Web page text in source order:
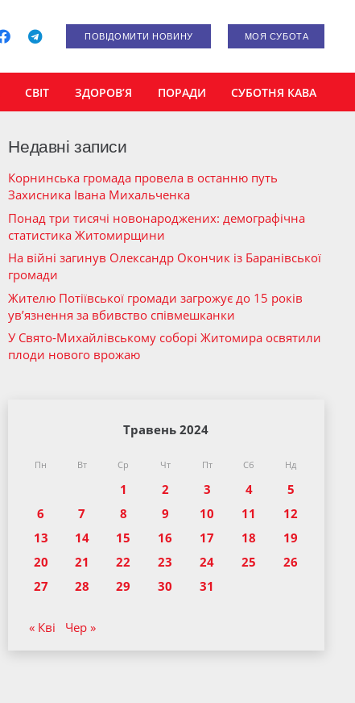
ПОВІДОМИТИ НОВИНУ МОЯ СУБОТА
СВІТ ЗДОРОВ’Я ПОРАДИ СУБОТНЯ КАВА
Недавні записи
Корнинська громада провела в останню путь
Захисника Івана Михальченка
Понад три тисячі новонароджених: демографічна
статистика Житомирщини
На війні загинув Олександр Окончик із Баранівської
громади
Жителю Потіївської громади загрожує до 15 років
ув’язнення за вбивство співмешканки
У Свято-Михайлівському соборі Житомира освятили
плоди нового врожаю
Травень 2024
Пн Вт Ср Чт Пт Сб Нд
1 2 3 4
5
6
7 8 9 10 11
12
13
14 15 16 17 18
19
20
21 22 23 24 25
26
27
28 29 30 31
« Кві Чер »